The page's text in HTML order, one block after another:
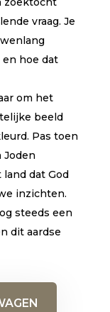
vraag. Je
hoe dat
om het
beeld
Pas toen
Joden
dat God
inzichten.
steeds een
dit aardse